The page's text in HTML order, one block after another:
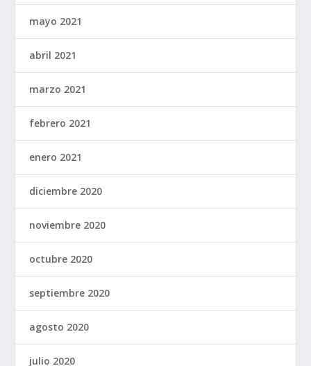
mayo 2021
abril 2021
marzo 2021
febrero 2021
enero 2021
diciembre 2020
noviembre 2020
octubre 2020
septiembre 2020
agosto 2020
julio 2020